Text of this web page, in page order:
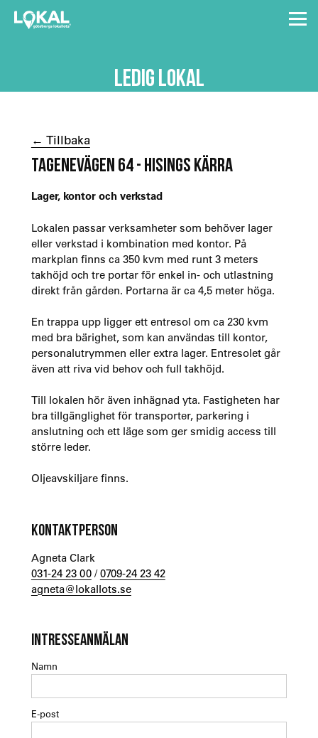
LEDIG LOKAL
← Tillbaka
TAGENEVÄGEN 64 - HISINGS KÄRRA
Lager, kontor och verkstad
Lokalen passar verksamheter som behöver lager
eller verkstad i kombination med kontor. På
markplan finns ca 350 kvm med runt 3 meters
takhöjd och tre portar för enkel in- och utlastning
direkt från gården. Portarna är ca 4,5 meter höga.
En trappa upp ligger ett entresol om ca 230 kvm
med bra bärighet, som kan användas till kontor,
personalutrymmen eller extra lager. Entresolet går
även att riva vid behov och full takhöjd.
Till lokalen hör även inhägnad yta. Fastigheten har
bra tillgänglighet för transporter, parkering i
anslutning och ett läge som ger smidig access till
större leder.
Oljeavskiljare finns.
KONTAKTPERSON
Agneta Clark
031-24 23 00/0709-24 23 42
agneta@lokallots.se
INTRESSEANMÄLAN
Namn
E-post